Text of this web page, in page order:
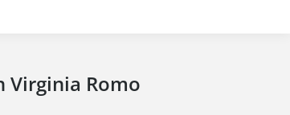
Virginia Romo